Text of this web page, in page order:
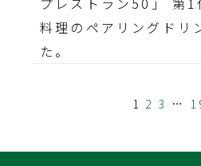
料理のペアリングドリ
た。
1 2 3 …